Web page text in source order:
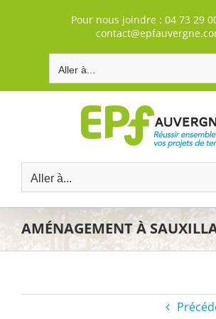
Pour nous joindre : 04 73 29
Aller à...
Aller à...
AMÉNAGEMENT À